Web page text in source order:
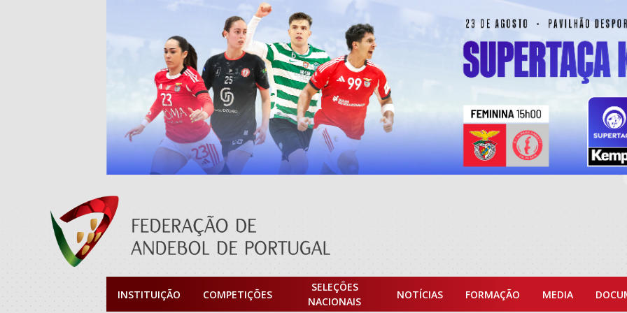
INSTITUIÇÃO COMPETIÇÕES
SELEÇÕES
NACIONAIS
NOTÍCIAS FORMAÇÃO MEDIA